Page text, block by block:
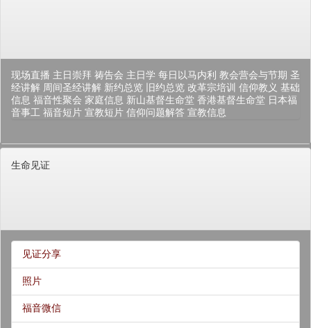
现场直播 主日崇拜 祷告会 主日学 每日以马内利 教会营会与节期 圣
经讲解 周间圣经讲解 新约总览 旧约总览 改革宗培训 信仰教义 基础
信息 福音性聚会 家庭信息 新山基督生命堂 香港基督生命堂 日本福
音事工 福音短片 宣教短片 信仰问题解答 宣教信息
生命见证
见证分享
照片
福音微信